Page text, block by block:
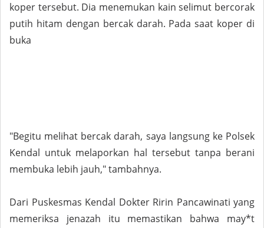
koper tersebut. Dia menemukan kain selimut bercorak
putih hitam dengan bercak darah. Pada saat koper di
buka
"Begitu melihat bercak darah, saya langsung ke Polsek
Kendal untuk melaporkan hal tersebut tanpa berani
membuka lebih jauh," tambahnya.
Dari Puskesmas Kendal Dokter Ririn Pancawinati yang
memeriksa jenazah itu memastikan bahwa may*t